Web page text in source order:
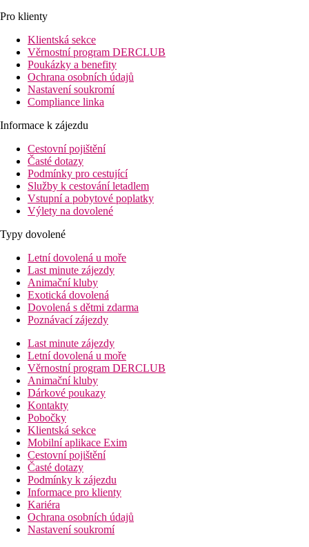
Pro klienty
Klientská sekce
Věrnostní program DERCLUB
Poukázky a benefity
Ochrana osobních údajů
Nastavení soukromí
Compliance linka
Informace k zájezdu
Cestovní pojištění
Časté dotazy
Podmínky pro cestující
Služby k cestování letadlem
Vstupní a pobytové poplatky
Výlety na dovolené
Typy dovolené
Letní dovolená u moře
Last minute zájezdy
Animační kluby
Exotická dovolená
Dovolená s dětmi zdarma
Poznávací zájezdy
Last minute zájezdy
Letní dovolená u moře
Věrnostní program DERCLUB
Animační kluby
Dárkové poukazy
Kontakty
Pobočky
Klientská sekce
Mobilní aplikace Exim
Cestovní pojištění
Časté dotazy
Podmínky k zájezdu
Informace pro klienty
Kariéra
Ochrana osobních údajů
Nastavení soukromí